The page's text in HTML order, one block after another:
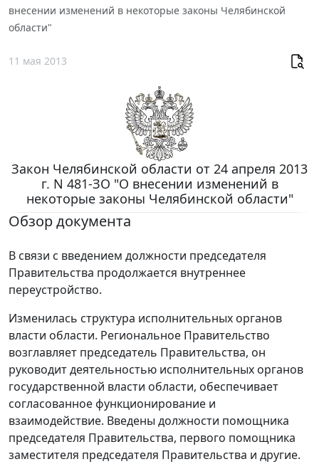
внесении изменений в некоторые законы Челябинской
области"
11 мая 2013
Закон Челябинской области от 24 апреля 2013
г. N 481-ЗО "О внесении изменений в
некоторые законы Челябинской области"
Обзор документа
В связи с введением должности председателя
Правительства продолжается внутреннее
переустройство.
Изменилась структура исполнительных органов
власти области. Региональное Правительство
возглавляет председатель Правительства, он
руководит деятельностью исполнительных органов
государственной власти области, обеспечивает
согласованное функционирование и
взаимодействие. Введены должности помощника
председателя Правительства, первого помощника
заместителя председателя Правительства и другие.